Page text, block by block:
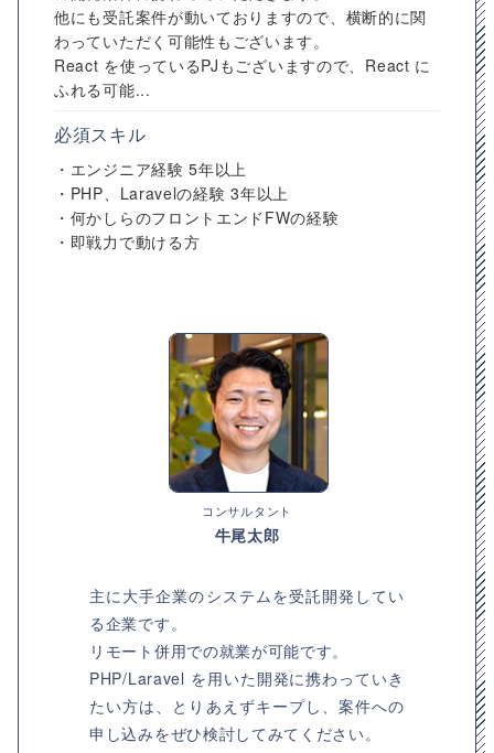
他にも受託案件が動いておりますので、横断的に関
わっていただく可能性もございます。
React を使っているPJもございますので、React に
ふれる可能...
必須スキル
・エンジニア経験 5年以上
・PHP、Laravelの経験 3年以上
・何かしらのフロントエンドFWの経験
・即戦力で動ける方
コンサルタント
牛尾太郎
主に大手企業のシステムを受託開発してい
る企業です。
リモート併用での就業が可能です。
PHP/Laravel を用いた開発に携わっていき
たい方は、とりあえずキープし、案件への
申し込みをぜひ検討してみてください。